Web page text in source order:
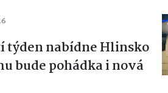
týden nabídne Hlinsko
bude pohádka i nová